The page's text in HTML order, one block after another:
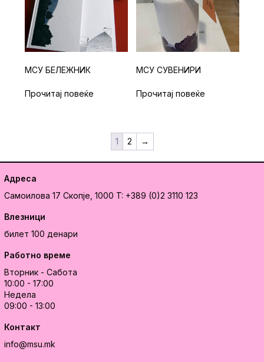
МСУ БЕЛЕЖНИК
Прочитај повеќе
МСУ СУВЕНИРИ
Прочитај повеќе
1 2 →
Адреса
Самоилова 17 Скопје, 1000 T: +389 (0)2 3110 123
Влезници
билет 100 денари
Работно време
Вторник - Сабота
10:00 - 17:00
Недела
09:00 - 13:00
Контакт
info@msu.mk